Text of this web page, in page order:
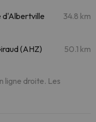
34.8 km
(AHZ) 50.1 km
ligne droite. Les